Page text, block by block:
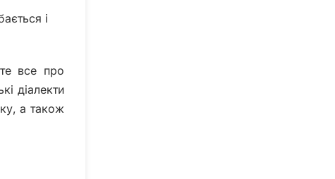
і
все про
діалекти
а також